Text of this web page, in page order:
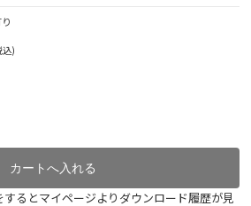
込)
とマイページよりダウンロード履歴が見